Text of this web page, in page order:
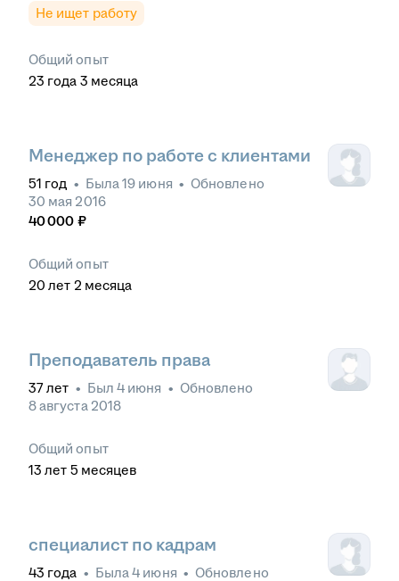
Не ищет работу
Общий опыт
23 года 3 месяца
Менеджер по работе с клиентами
51 год • Была19 июня • Обновлено
30 мая 2016
40 000 ₽
Общий опыт
20 лет 2 месяца
Преподаватель права
37лет • Был 4 июня • Обновлено
8 августа 2018
Общий опыт
13 лет 5 месяцев
специалист по кадрам
43 года • Была4 июня • Обновлено